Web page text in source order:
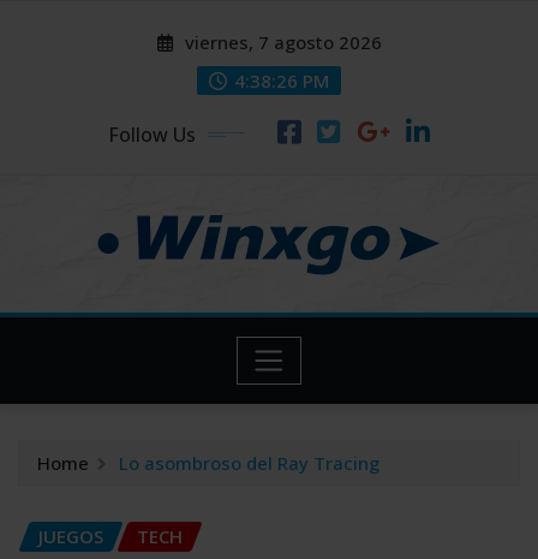
viernes, 7 agosto 2026
4:38:27 PM
Follow Us
Home Lo asombroso del Ray Tracing
JUEGOS TECH